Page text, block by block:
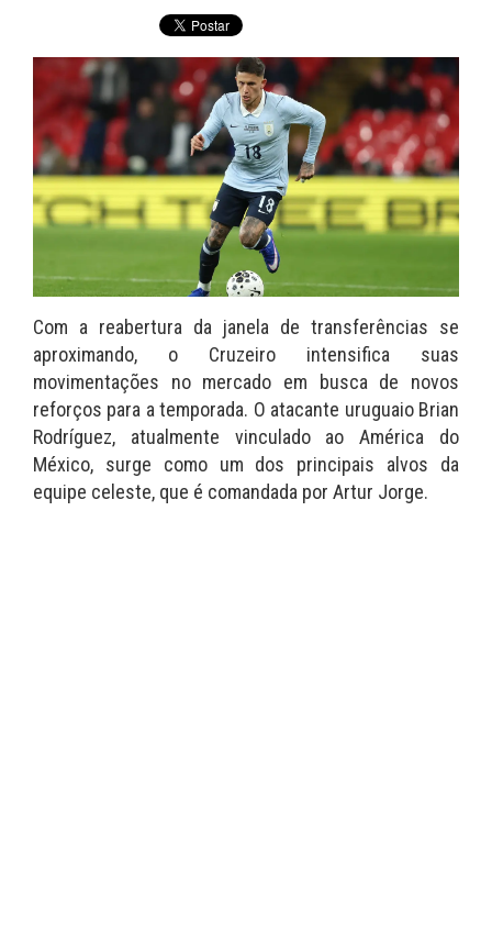
Com a reabertura da janela de transferências se
aproximando, o Cruzeiro intensifica suas
movimentações no mercado em busca de novos
reforços para a temporada. O atacante uruguaio Brian
Rodríguez, atualmente vinculado ao América do
México, surge como um dos principais alvos da
equipe celeste, que é comandada por Artur Jorge.